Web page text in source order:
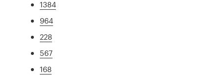
1384
964
228
567
168